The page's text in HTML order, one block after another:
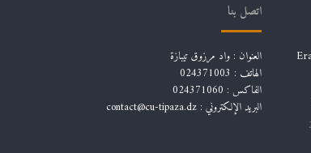
اتصل بنا
العنوان : واد مرزوق تيبازة
الهاتف : 024371003
الفاكس : 024371060
البريد الإلكتروني :contact@cu-tipaza.dz